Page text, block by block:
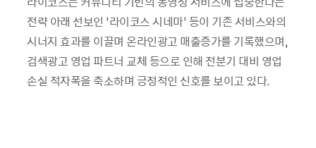
전략 아래 선보인 ‘라이코스 시네마’ 등이 기존 서비스와의
시너지 효과를 이끌며 온라인광고 매출증가를 기록했으며,
검색광고 영업 파트너 교체 등으로 인해 전분기 대비 영업
손실 적자폭을 축소하며 긍정적인 신호를 보이고 있다.